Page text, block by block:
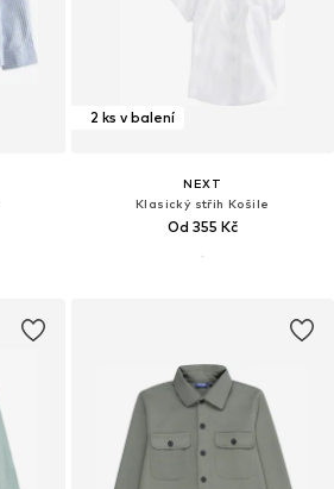
2 ks v balení
NEXT
Klasický střih Košile
Od 355 Kč